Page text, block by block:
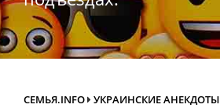
СЕМЬЯ.INFO УКРАИНСКИЕ АНЕКДОТЫ